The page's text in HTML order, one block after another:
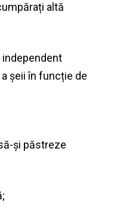
altă
independent
șeii în funcție de
și păstreze